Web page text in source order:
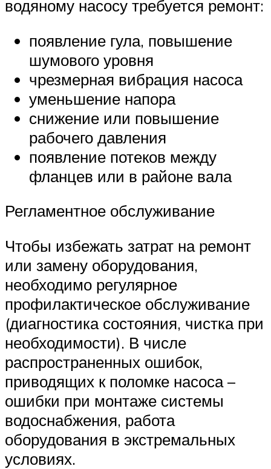
водяному насосу требуется ремонт:
появление гула, повышение
шумового уровня
чрезмерная вибрация насоса
уменьшение напора
снижение или повышение
рабочего давления
появление потеков между
фланцев или в районе вала
Регламентное обслуживание
Чтобы избежать затрат на ремонт
или замену оборудования,
необходимо регулярное
профилактическое обслуживание
(диагностика состояния, чистка при
необходимости). В числе
распространенных ошибок,
приводящих к поломке насоса –
ошибки при монтаже системы
водоснабжения, работа
оборудования в экстремальных
условиях.